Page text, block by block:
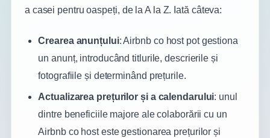
a casei pentru oaspeți, de la A la Z. Iată câteva:
Crearea anunțului: Airbnb co host pot gestiona
un anunț, introducând titlurile, descrierile și
fotografiile și determinând prețurile.
Actualizarea prețurilor și a calendarului: unul
dintre beneficiile majore ale colaborării cu un
Airbnb co host este gestionarea prețurilor și